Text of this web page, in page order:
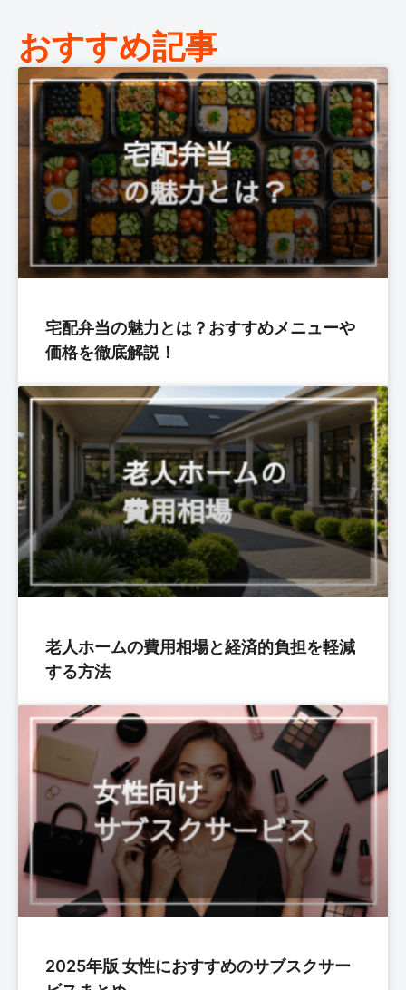
おすすめ記事
宅配弁当の魅力とは？おすすめメニューや
価格を徹底解説！
老人ホームの費用相場と経済的負担を軽減
する方法
2025年版 女性におすすめのサブスクサー